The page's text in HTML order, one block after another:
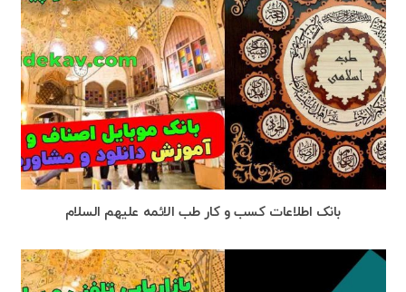
بانک اطلاعات کسب و کار طب الائمه علیهم السلام